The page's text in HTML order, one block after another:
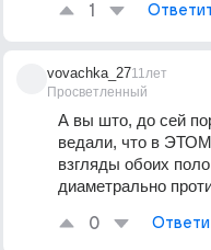
1
vovachka_27
Просветленный
11лет
А вы што, до сей
ведали, что в
взгляды обоих
диаметрально
0